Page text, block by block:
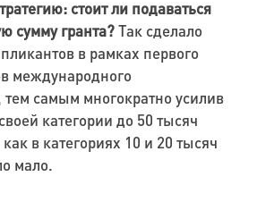
стоит ли подаваться
сумму гранта?Так сделало
в рамках первого
международного
тем самым многократно усилив
категории до 50 тысяч
в категориях 10 и 20 тысяч
мало.